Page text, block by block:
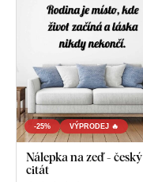
-25% VÝPRODEJ 🔥
Nálepka na zeď - český
citát